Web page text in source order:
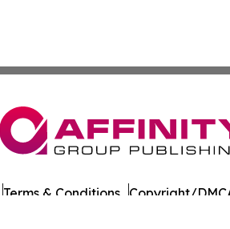
Terms & Conditions Copyright/